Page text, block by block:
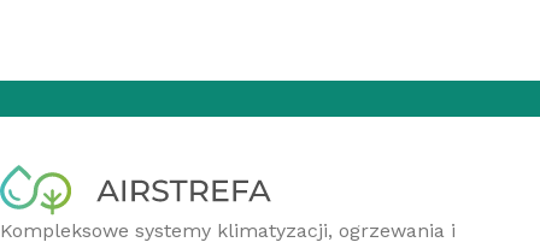
Kompleksowe systemy klimatyzacji, ogrzewania i